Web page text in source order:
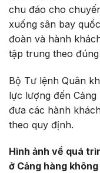
chu đáo cho
xuống sân bay
đoàn và hành
tập trung theo
Bộ Tư lệnh Quân
lực lượng đến
đưa các hành
theo quy định.
Hình ảnh về quá
ở Cảng hàng